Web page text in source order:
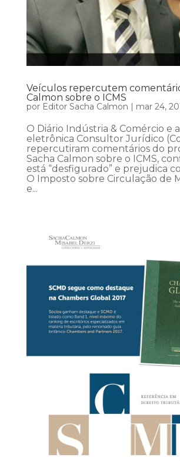
Veículos repercutem
Calmon sobre o ICMS
por Editor Sacha Calmon | mar 24,
O Diário Indústria & Comércio e
eletrônica Consultor Jurídico
repercutiram comentários do
Sacha Calmon sobre o ICMS,
está “desfigurado” e prejudica
O Imposto sobre Circulação de
e...